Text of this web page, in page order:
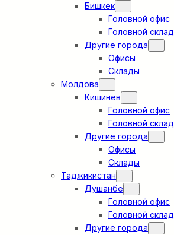
Бишкек
Головной офис
Головной склад
Другие города
Офисы
Склады
Молдова
Кишинёв
Головной офис
Головной склад
Другие города
Офисы
Склады
Таджикистан
Душанбе
Головной офис
Головной склад
Другие города